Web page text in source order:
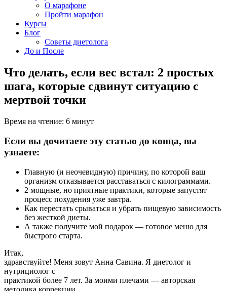
О марафоне
Пройти марафон
Курсы
Блог
Советы диетолога
До и После
Что делать, если вес встал: 2 простых
шага, которые сдвинут ситуацию с
мертвой точки
Время на чтение: 6 минут
Если вы дочитаете эту статью до конца, вы
узнаете:
Главную (и неочевидную) причину, по которой ваш
организм отказывается расставаться с килограммами.
2 мощные, но приятные практики, которые запустят
процесс похудения уже завтра.
Как перестать срываться и убрать пищевую зависимость
без жесткой диеты.
А также получите мой подарок — готовое меню для
быстрого старта.
Итак,
здравствуйте! Меня зовут Анна Савина. Я диетолог и
нутрициолог с
практикой более 7 лет. За моими плечами — авторская
методика коррекции